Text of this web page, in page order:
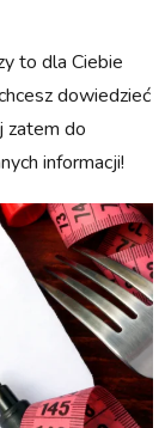
to dla Ciebie
dowiedzieć
zatem do
informacji!